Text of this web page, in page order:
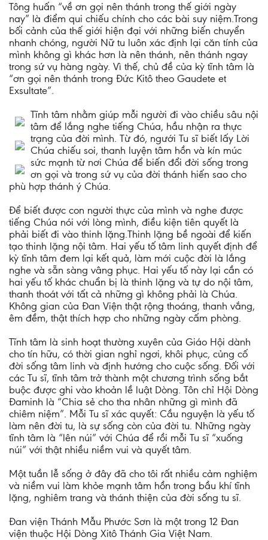
Tông huấn “về ơn gọi nên thánh trong thế giới ngày
nay” là điểm qui chiếu chính cho các bài suy niệm.Trong
bối cảnh của thế giới hiện đại với những biến chuyển
nhanh chóng, người Nữ tu luôn xác định lại căn tính của
mình không gì khác hơn là nên thánh, nên thánh ngay
trong sứ vụ hàng ngày. Vì thế, chủ đề của kỳ tĩnh tâm là
“ơn gọi nên thánh trong Đức Kitô theo Gaudete et
Exsultate”.
Tĩnh tâm nhằm giúp mỗi người đi vào chiều sâu nội
tâm để lắng nghe tiếng Chúa, hầu nhận ra thực
trạng của đời mình. Từ đó, ngưới Tu sĩ biết lấy Lời
Chúa chiếu soi, thanh luyện tâm hồn và kín múc
sức mạnh từ nơi Chúa để biến đổi đời sống trong
ơn gọi và trong sứ vụ của đời thánh hiến sao cho
phù hợp thánh ý Chúa.
Để biết được con người thực của mình và nghe được
tiếng Chúa nói với lòng mình, điều kiện tiên quyết là
phải biết đi vào thinh lặng.Thinh lặng bề ngoài để kiến
tạo thinh lặng nội tâm. Hai yếu tố tâm linh quyết định để
kỳ tĩnh tâm đem lại kết quả, làm mới cuộc đời là lắng
nghe và sẵn sàng vâng phục. Hai yếu tố này lại cần có
hai yếu tố khác chuẩn bị là thinh lặng và tự do nội tâm,
thanh thoát với tất cả những gì không phải là Chúa.
Không gian của Đan Viện thật rộng thoáng, thanh vắng,
êm đềm, thật thích hợp cho những ngày cấm phòng.
Tĩnh tâm là sinh hoạt thường xuyên của Giáo Hội dành
cho tín hữu, có thời gian nghỉ ngơi, khôi phục, củng cố
đời sống tâm linh và định hướng cho cuộc sống. Đối với
các Tu sĩ, tĩnh tâm trở thành một chương trình sống bắt
buộc được ghi vào khoản lề luật Dòng. Tôn chỉ Hội Dòng
Đaminh là “Chia sẻ cho tha nhân những gì mình đã
chiêm niệm”. Mỗi Tu sĩ xác quyết: Cầu nguyện là yếu tố
làm nên đời tu, là sự sống còn của đời tu. Những ngày
tĩnh tâm là “lên núi” với Chúa để rồi mỗi Tu sĩ “xuống
núi” với thật nhiều niềm vui và quyết tâm.
Một tuần lễ sống ở đây đã cho tôi rất nhiều cảm nghiệm
và niềm vui làm khỏe mạnh tâm hồn trong bầu khí tĩnh
lặng, nghiêm trang và thánh thiện của đời sống tu sĩ.
Đan viện Thánh Mẫu Phước Sơn là một trong 12 Đan
viện thuộc Hội Dòng Xitô Thánh Gia Việt Nam.